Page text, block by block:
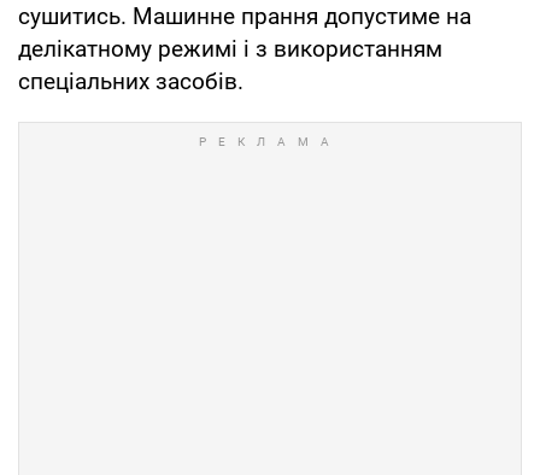
сушитись. Машинне прання допустиме на
делікатному режимі і з використанням
спеціальних засобів.